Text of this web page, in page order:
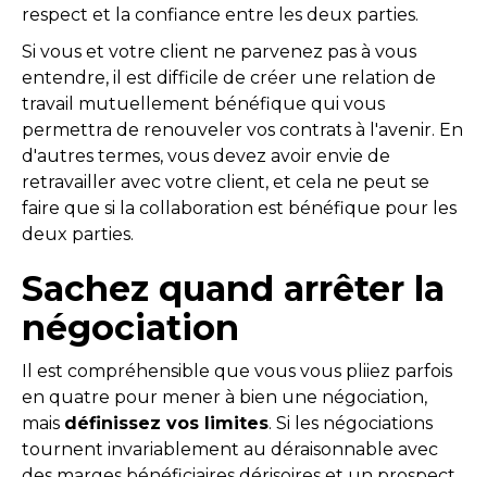
respect et la confiance entre les deux parties.
Si vous et votre client ne parvenez pas à vous
entendre, il est difficile de créer une relation de
travail mutuellement bénéfique qui vous
permettra de renouveler vos contrats à l'avenir. En
d'autres termes, vous devez avoir envie de
retravailler avec votre client, et cela ne peut se
faire que si la collaboration est bénéfique pour les
deux parties.
Sachez quand arrêter la
négociation
Il est compréhensible que vous vous pliiez parfois
en quatre pour mener à bien une négociation,
mais définissez vos limites. Si les négociations
tournent invariablement au déraisonnable avec